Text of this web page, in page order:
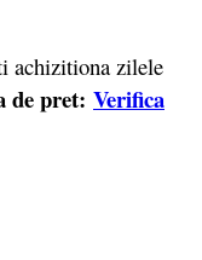
achizitiona zilele
de pret: Verifica